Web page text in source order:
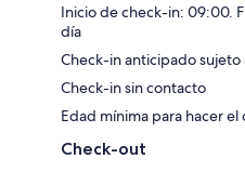
Inicio de check-in: 09:00.
día
Check-in anticipado
Check-in sin contacto
Edad mínima para hacer el
Check-out